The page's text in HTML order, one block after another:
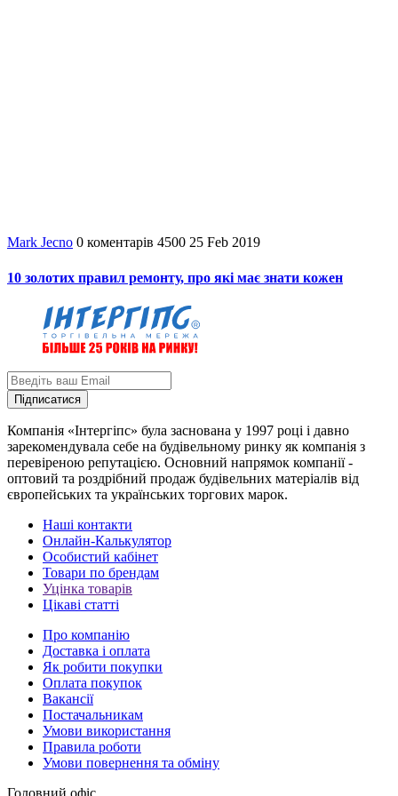
Mark Jecno 0 коментарів 4500 25 Feb 2019
10 золотих правил ремонту, про які має знати кожен
Підписатися
Компанія «Інтергіпс» була заснована у 1997 році і давно
зарекомендувала себе на будівельному ринку як компанія з
перевіреною репутацією. Основний напрямок компанії -
оптовий та роздрібний продаж будівельних матеріалів від
європейських та українських торгових марок.
Наші контакти
Онлайн-Калькулятор
Особистий кабінет
Товари по брендам
Уцінка товарів
Цікаві статті
Про компанію
Доставка і оплата
Як робити покупки
Оплата покупок
Вакансії
Постачальникам
Умови використання
Правила роботи
Умови повернення та обміну
Головний офіс